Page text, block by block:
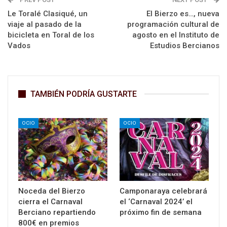
Le Toralé Clasiqué, un
viaje al pasado de la
bicicleta en Toral de los
Vados
El Bierzo es…, nueva
programación cultural de
agosto en el Instituto de
Estudios Bercianos
TAMBIÉN PODRÍA GUSTARTE
OCIO
Noceda del Bierzo
cierra el Carnaval
Berciano repartiendo
800€ en premios
OCIO
Camponaraya celebrará
el ‘Carnaval 2024’ el
próximo fin de semana